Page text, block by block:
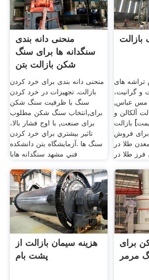
منحنی دانه بندی
سنگدانه ها برای سنگ
شکن بازالت بتن
تجهیزات
منحنی دانه بندی برای خرد کردن
بازالت. تجهیزات در خرد کردن
سنگ با ظرفیت سنگ شکن
برای,انتخاب سنگ شکن مطلوب
برای صنعت, با اوج فشار بالا،
تاثير بيشتري براي خرد کردن
سنگ ها .آزمايشگاه بتن دانشكده
فني مشهد سنگدانه هابا
های
و گرانیت،
مس عباس,
آلکالن و
بازالت
فروش
طلا در
فرز طلا در
هزینه سیمان بازالت از
پشت بام
برای
مرمر